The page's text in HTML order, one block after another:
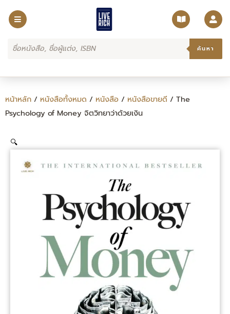
Products
search ค้นหา
หน้าหลัก / หนังสือทั้งหมด / หนังสือ / หนังสือขายดี / The
Psychology of Money จิตวิทยาว่าด้วยเงิน
🔍